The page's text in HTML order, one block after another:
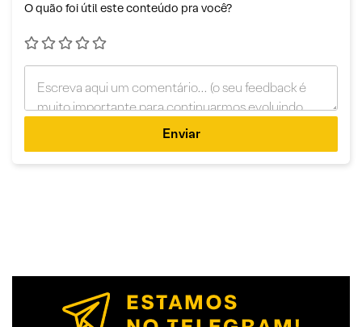
O quão foi útil este conteúdo pra você?
Enviar